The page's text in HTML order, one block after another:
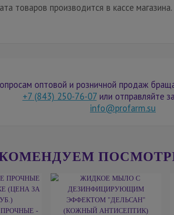
товаров производится в кассе магазина.
оптовой и розничной продаж
+7 (843) 250-76-07или отправляйте
info@profarm.su
-